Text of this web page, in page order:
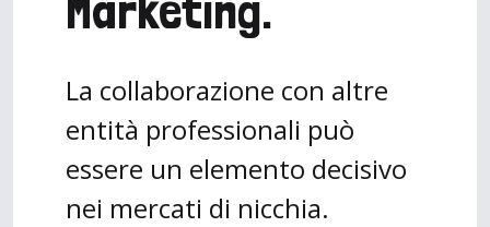
La collaborazione con altre
entità professionali può
essere un elemento decisivo
nei mercati di nicchia.